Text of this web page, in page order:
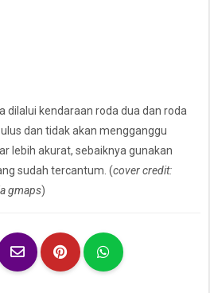
dilalui kendaraan roda dua dan roda
dan tidak akan mengganggu
lebih akurat, sebaiknya gunakan
sudah tercantum. (cover credit:
gmaps)